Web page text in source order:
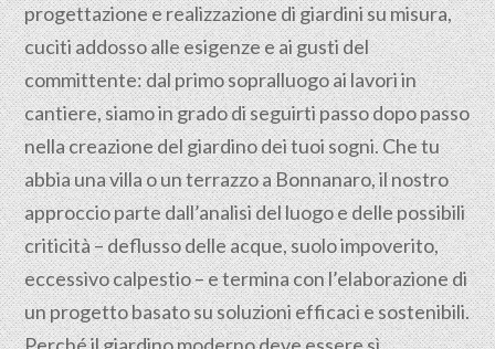
progettazionee realizzazione di giardini su misura,
cuciti addosso alle esigenze e ai gusti del
committente: dal primo sopralluogo ai lavori in
cantiere, siamo in grado di seguirti passo dopo passo
nella creazione del giardino dei tuoi sogni. Che tu
abbia una villa o un terrazzo a Bonnanaro, il nostro
approccio parte dall’analisi del luogo e delle possibili
criticità – deflusso delle acque, suolo impoverito,
eccessivo calpestio – e termina con l’elaborazione di
un progetto basato su soluzioni efficaci e sostenibili.